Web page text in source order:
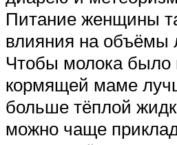
Питание женщины
влияния на объёмы
Чтобы молока было
кормящей маме
больше тёплой
можно чаще